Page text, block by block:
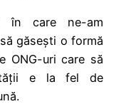
în care ne-am
găsești o formă
ONG-uri care să
e la fel de